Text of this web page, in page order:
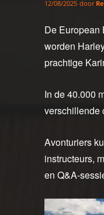
12/08/2025 door
De European
worden
prachtige
In de 40.000
verschillende
Avonturiers
instructeurs,
en Q&A-